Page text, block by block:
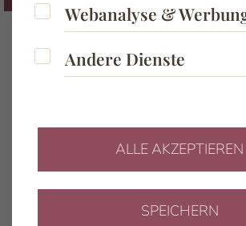
Webanalyse & Werbung
Webanalyse &
Andere Dienste
Andere Dienste
ALLE AKZEPTIEREN
SPEICHERN